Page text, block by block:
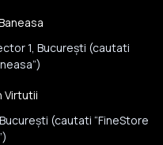
1, Bucureşti (cautati
Virtutii
(cautati “FineStore